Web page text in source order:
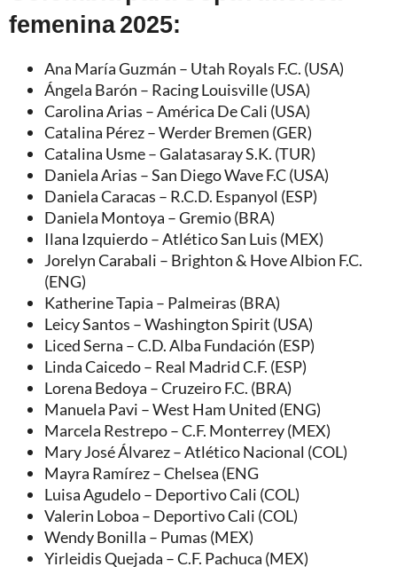
femenina 2025:
Ana María Guzmán – Utah Royals F.C. (USA)
Ángela Barón – Racing Louisville (USA)
Carolina Arias – América De Cali (USA)
Catalina Pérez – Werder Bremen (GER)
Catalina Usme – Galatasaray S.K. (TUR)
Daniela Arias – San Diego Wave F.C (USA)
Daniela Caracas – R.C.D. Espanyol (ESP)
Daniela Montoya – Gremio (BRA)
Ilana Izquierdo – Atlético San Luis (MEX)
Jorelyn Carabali – Brighton & Hove Albion F.C.
(ENG)
Katherine Tapia – Palmeiras (BRA)
Leicy Santos – Washington Spirit (USA)
Liced Serna – C.D. Alba Fundación (ESP)
Linda Caicedo – Real Madrid C.F. (ESP)
Lorena Bedoya – Cruzeiro F.C. (BRA)
Manuela Pavi – West Ham United (ENG)
Marcela Restrepo – C.F. Monterrey (MEX)
Mary José Álvarez – Atlético Nacional (COL)
Mayra Ramírez – Chelsea (ENG
Luisa Agudelo – Deportivo Cali (COL)
Valerin Loboa – Deportivo Cali (COL)
Wendy Bonilla – Pumas (MEX)
Yirleidis Quejada – C.F. Pachuca (MEX)